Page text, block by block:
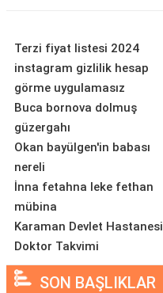
Terzi fiyat listesi 2024
instagram gizlilik hesap
görme uygulamasız
Buca bornova dolmuş
güzergahı
Okan bayülgen'in babası
nereli
İnna fetahna leke fethan
mübina
Karaman Devlet Hastanesi
Doktor Takvimi
SON BAŞLIKLAR